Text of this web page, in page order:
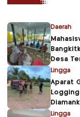
Daerah
Desa
Lingga
Aparat
Lingga